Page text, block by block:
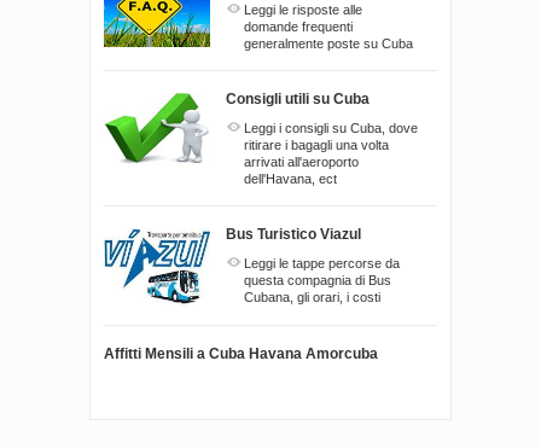
Leggi le risposte alle
domande frequenti
generalmente poste su Cuba
Consigli utili su Cuba
Leggi i consigli su Cuba, dove
ritirare i bagagli una volta
arrivati all'aeroporto
dell'Havana, ect
Bus Turistico Viazul
Leggi le tappe percorse da
questa compagnia di Bus
Cubana, gli orari, i costi
Affitti Mensili a Cuba Havana Amorcuba